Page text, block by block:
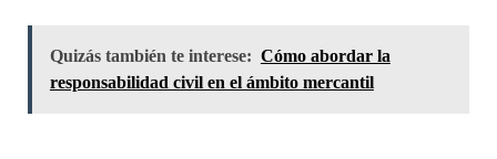
Quizás también te interese: Cómo abordar la
responsabilidad civil en el ámbito mercantil